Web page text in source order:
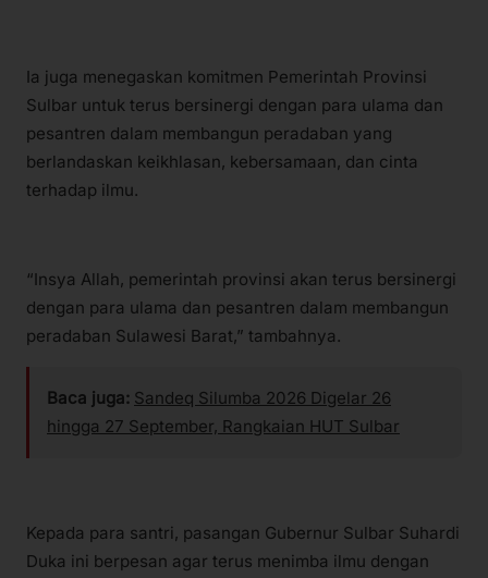
Ia juga menegaskan komitmen Pemerintah Provinsi
Sulbar untuk terus bersinergi dengan para ulama dan
pesantren dalam membangun peradaban yang
berlandaskan keikhlasan, kebersamaan, dan cinta
terhadap ilmu.
“Insya Allah, pemerintah provinsi akan terus bersinergi
dengan para ulama dan pesantren dalam membangun
peradaban Sulawesi Barat,” tambahnya.
Baca juga: Sandeq Silumba 2026 Digelar 26
hingga 27 September, Rangkaian HUT Sulbar
Kepada para santri, pasangan Gubernur Sulbar Suhardi
Duka ini berpesan agar terus menimba ilmu dengan